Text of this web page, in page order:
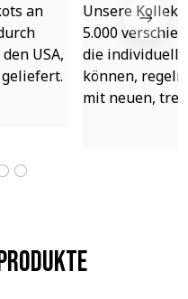
an
USA,
Unsere
5.000
die individuell
können,
mit neuen,